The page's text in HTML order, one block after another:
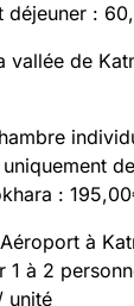
déjeuner :
vallée de
:
à
1 à 2
unité